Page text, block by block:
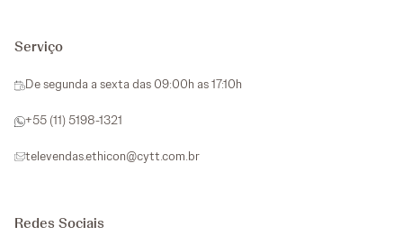
Serviço
De segunda a sexta das 09:00h as 17:10h
+55 (11) 5198-1321
televendas.ethicon@cytt.com.br
Redes Sociais